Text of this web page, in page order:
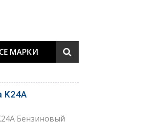
МАРКИ
K24A
Бензиновый